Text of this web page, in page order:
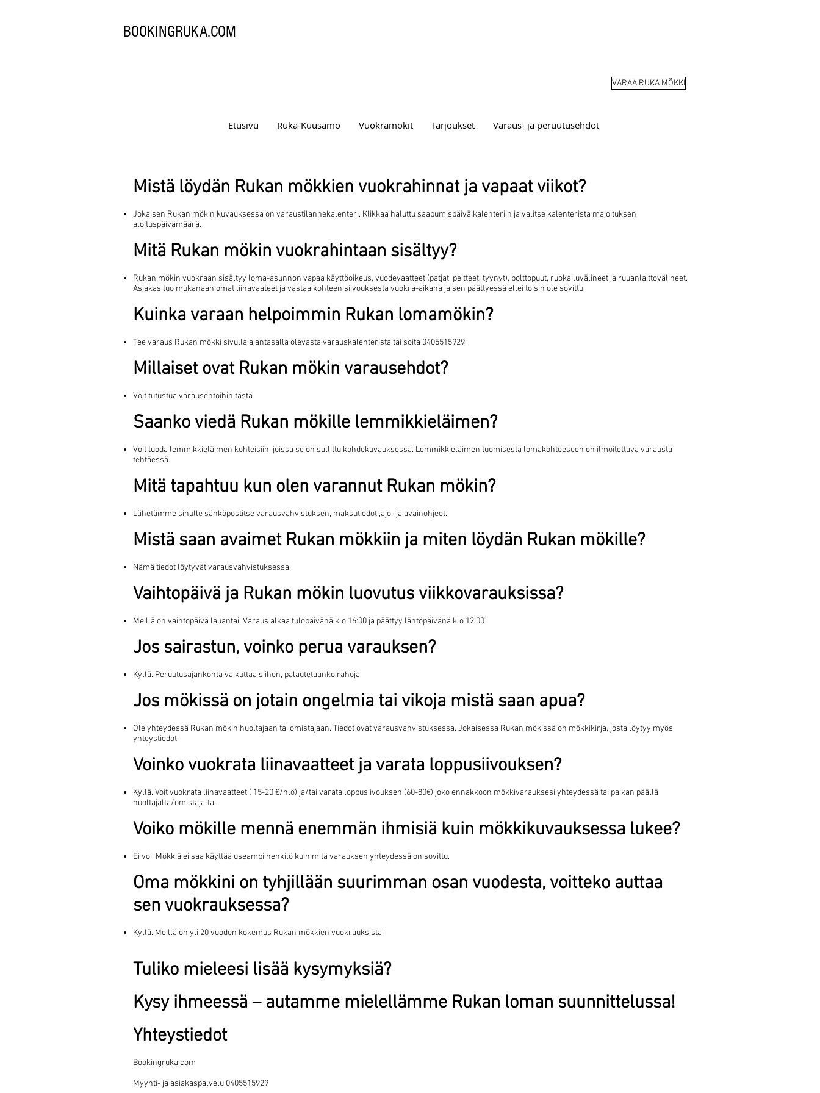
BOOKINGRUKA.COM
VARAA RUKA MÖKKI
Etusivu Ruka-Kuusamo Vuokramökit Tarjoukset Varaus- ja peruutusehdot
Mistä löydän Rukan mökkien vuokrahinnat ja vapaat viikot?
Jokaisen Rukan mökin kuvauksessa on varaustilannekalenteri. Klikkaa haluttu saapumispäivä kalenteriin ja valitse kalenterista majoituksen
aloituspäivämäärä.
Mitä Rukan mökin vuokrahintaan sisältyy?
Rukan mökin vuokraan sisältyy loma-asunnon vapaa käyttöoikeus, vuodevaatteet (patjat, peitteet, tyynyt), polttopuut, ruokailuvälineet ja ruuanlaittovälineet.
Asiakas tuo mukanaan omat liinavaateet ja vastaa kohteen siivouksesta vuokra-aikana ja sen päättyessä ellei toisin ole sovittu.
Kuinka varaan helpoimmin Rukan lomamökin?
Tee varaus Rukan mökki sivulla ajantasalla olevasta varauskalenterista tai soita 0405515929.
Millaiset ovat Rukan mökin varausehdot?
Voit tutustua varausehtoihin tästä
Saanko viedä Rukan mökille lemmikkieläimen?
Voit tuoda lemmikkieläimen kohteisiin, joissa se on sallittu kohdekuvauksessa. Lemmikkieläimen tuomisesta lomakohteeseen on ilmoitettava varausta
tehtäessä.
Mitä tapahtuu kun olen varannut Rukan mökin?
Lähetämme sinulle sähköpostitse varausvahvistuksen, maksutiedot ,ajo- ja avainohjeet.
Mistä saan avaimet Rukan mökkiin ja miten löydän Rukan mökille?
Nämä tiedot löytyvät varausvahvistuksessa.
Vaihtopäivä ja Rukan mökin luovutus viikkovarauksissa?
Meillä on vaihtopäivä lauantai. Varaus alkaa tulopäivänä klo 16:00 ja päättyy lähtöpäivänä klo 12:00
Jos sairastun, voinko perua varauksen?
Kyllä. Peruutusajankohta vaikuttaa siihen, palautetaanko rahoja.
Jos mökissä on jotain ongelmia tai vikoja mistä saan apua?
Ole yhteydessä Rukan mökin huoltajaan tai omistajaan. Tiedot ovat varausvahvistuksessa. Jokaisessa Rukan mökissä on mökkikirja, josta löytyy myös
yhteystiedot.
Voinko vuokrata liinavaatteet ja varata loppusiivouksen?
Kyllä. Voit vuokrata liinavaatteet ( 15-20 €/hlö) ja/tai varata loppusiivouksen (60-80€) joko ennakkoon mökkivarauksesi yhteydessä tai paikan päällä
huoltajalta/omistajalta.
Voiko mökille mennä enemmän ihmisiä kuin mökkikuvauksessa lukee?
Ei voi. Mökkiä ei saa käyttää useampi henkilö kuin mitä varauksen yhteydessä on sovittu.
Oma mökkini on tyhjillään suurimman osan vuodesta, voitteko auttaa
sen vuokrauksessa?
Kyllä. Meillä on yli 20 vuoden kokemus Rukan mökkien vuokrauksista.
Tuliko mieleesi lisää kysymyksiä?
Kysy ihmeessä – autamme mielellämme Rukan loman suunnittelussa!
Yhteystiedot
Bookingruka.com
Myynti- ja asiakaspalvelu 0405515929